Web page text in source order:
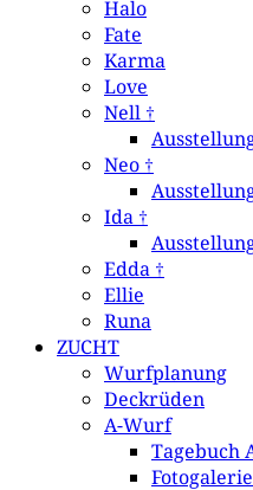
Halo
Fate
Karma
Love
Nell †
Neo †
Ida †
Edda †
Ellie
Runa
ZUCHT
Wurfplanung
Deckrüden
A-Wurf
Tagebuch